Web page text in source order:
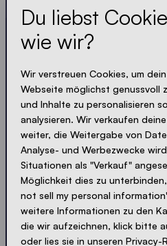
Lass dir nichts
Immer up-to-date. Kein
PRIVACY AKZEPTIEREN
LOADING -
Du liebst
wie wir?
Wir verstreuen Cookies, um
Webseite möglichst genussvoll
und Inhalte zu personalisieren
analysieren. Wir verkaufen
weiter, die Weitergabe von
Analyse- und Werbezwecke
Situationen als "Verkauf"
Möglichkeit dies zu
not sell my personal
weitere Informationen zu den
die wir aufzeichnen, klick bitte
oder lies sie in unseren Privacy-